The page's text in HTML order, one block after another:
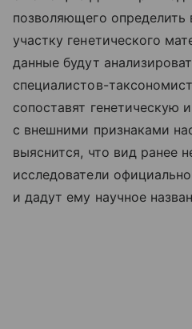
позволяющего
участку генетического
данные будут
специалистов-
сопоставят генетическую
с внешними признаками
выяснится, что вид ранее
исследователи
и дадут ему научное